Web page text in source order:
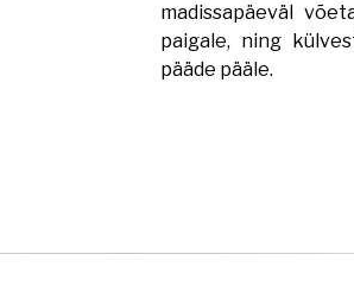
madissapäeväl
paigale, ning
pääde pääle.